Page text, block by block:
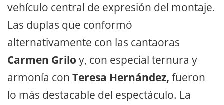
vehículo central de expresión del montaje.
Las duplas que conformó
alternativamente con las cantaoras
Carmen Grilo y, con especial ternura y
armonía con Teresa Hernández, fueron
lo más destacable del espectáculo. La